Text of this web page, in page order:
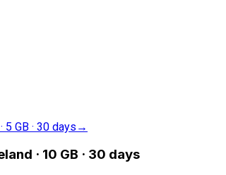
5 GB · 30 days →
· 10 GB · 30 days